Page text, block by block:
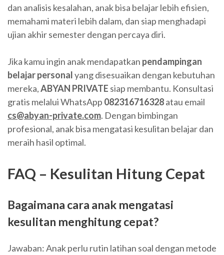
dan analisis kesalahan, anak bisa belajar lebih efisien,
memahami materi lebih dalam, dan siap menghadapi
ujian akhir semester dengan percaya diri.
Jika kamu ingin anak mendapatkan pendampingan
belajar personalyang disesuaikan dengan kebutuhan
mereka,ABYAN PRIVATE siap membantu. Konsultasi
gratis melalui WhatsApp 082316716328atau email
cs@abyan-private.com. Dengan bimbingan
profesional, anak bisa mengatasi kesulitan belajar dan
meraih hasil optimal.
FAQ – Kesulitan Hitung Cepat
Bagaimana cara anak mengatasi
kesulitan menghitung cepat?
Jawaban: Anak perlu rutin latihan soal dengan metode